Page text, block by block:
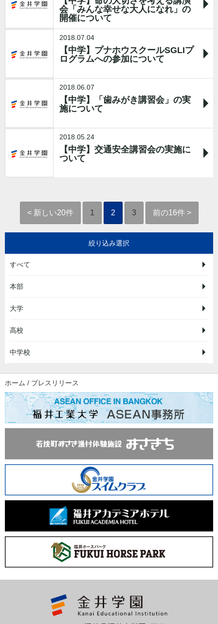
会「みんな幸せな大人になれ」の
開催について
2018.07.04
【中学】プナホウスクールSGLIプ
ログラムへの参加について
2018.06.07
【中学】「歯みがき講習会」の実
施について
2018.05.24
【中学】交通安全講習会の実施に
ついて
< 新しい20件 1 2 3 前の16件 >
絞り込み選択
すべて
本部
大学
高校
中学校
ホーム / プレスリリース